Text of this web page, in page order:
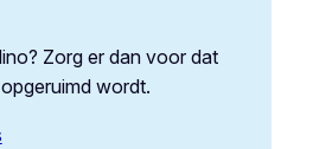
Zorg er dan voor dat
wordt.